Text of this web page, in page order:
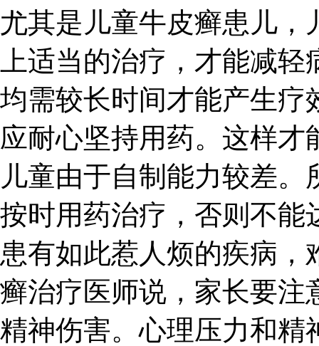
尤其是儿童牛皮癣患儿
上适当的治疗，才能减
均需较长时间才能产生疗
应耐心坚持用药。这样
儿童由于自制能力较差
按时用药治疗，否则不能
患有如此惹人烦的疾病
癣治疗医师说，家长要注
精神伤害。心理压力和精